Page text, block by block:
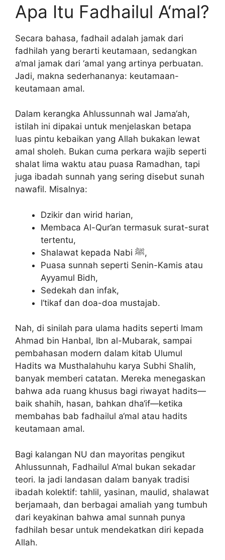
Apa Itu Fadhailul A‘mal?
Secara bahasa, fadhail adalah jamak dari
fadhilah yang berarti keutamaan, sedangkan
a‘mal jamak dari ‘amal yang artinya perbuatan.
Jadi, makna sederhananya: keutamaan-
keutamaan amal.
Dalam kerangka Ahlussunnah wal Jama‘ah,
istilah ini dipakai untuk menjelaskan betapa
luas pintu kebaikan yang Allah bukakan lewat
amal sholeh. Bukan cuma perkara wajib seperti
shalat lima waktu atau puasa Ramadhan, tapi
juga ibadah sunnah yang sering disebut sunah
nawafil. Misalnya:
Dzikir dan wirid harian,
Membaca Al-Qur’an termasuk surat-surat
tertentu,
Shalawat kepada Nabi ﷺ,
Puasa sunnah seperti Senin-Kamis atau
Ayyamul Bidh,
Sedekah dan infak,
I‘tikaf dan doa-doa mustajab.
Nah, di sinilah para ulama hadits seperti Imam
Ahmad bin Hanbal, Ibn al-Mubarak, sampai
pembahasan modern dalam kitab Ulumul
Hadits wa Musthalahuhu karya Subhi Shalih,
banyak memberi catatan. Mereka menegaskan
bahwa ada ruang khusus bagi riwayat hadits—
baik shahih, hasan, bahkan dha‘if—ketika
membahas bab fadhailul a‘mal atau hadits
keutamaan amal.
Bagi kalangan NU dan mayoritas pengikut
Ahlussunnah, Fadhailul A‘mal bukan sekadar
teori. Ia jadi landasan dalam banyak tradisi
ibadah kolektif: tahlil, yasinan, maulid, shalawat
berjamaah, dan berbagai amaliah yang tumbuh
dari keyakinan bahwa amal sunnah punya
fadhilah besar untuk mendekatkan diri kepada
Allah.